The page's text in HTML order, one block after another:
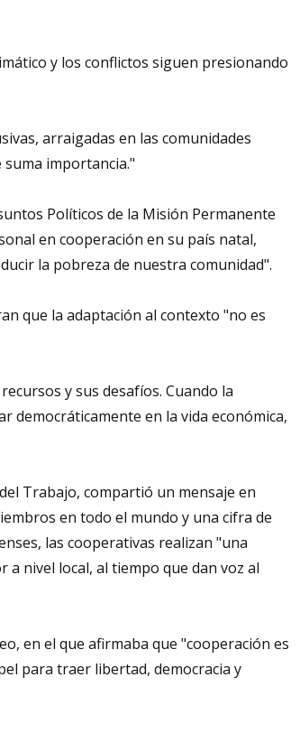
y los conflictos siguen presionando
arraigadas en las comunidades
suma importancia."
Políticos de la Misión Permanente
en cooperación en su país natal,
la pobreza de nuestra comunidad".
que la adaptación al contexto "no es
y sus desafíos. Cuando la
democráticamente en la vida económica,
Trabajo, compartió un mensaje en
en todo el mundo y una cifra de
las cooperativas realizan "una
nivel local, al tiempo que dan voz al
en el que afirmaba que "cooperación es
para traer libertad, democracia y